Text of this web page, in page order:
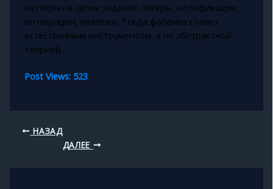
паттерн на своих задачах: логеры, нотификации,
интеграции, платежи. Тогда фабрика станет
естественным инструментом, а не абстрактной
теорией.
Post Views: 523
НАЗАД
ДАЛЕЕ